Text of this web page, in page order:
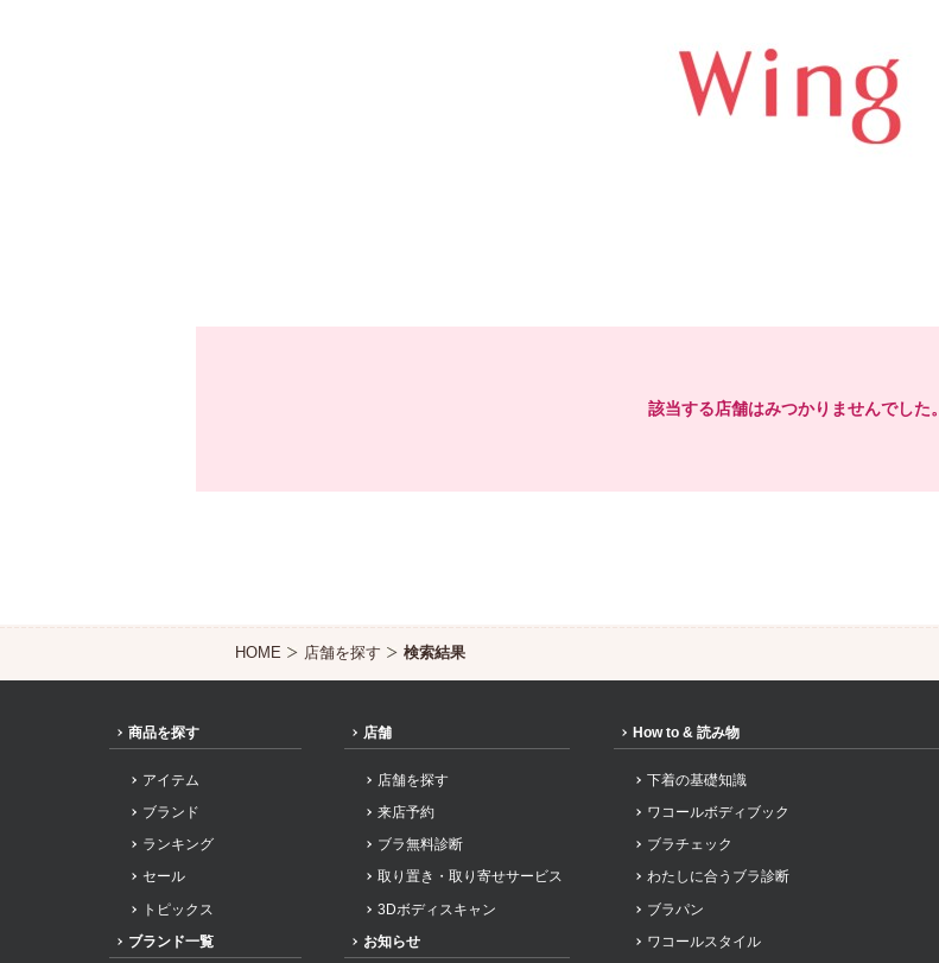
該当する店舗はみつかりませんでした。
HOME 店舗を探す 検索結果
商品を探す
アイテム
ブランド
ランキング
セール
トピックス
ブランド一覧
店舗
店舗を探す
来店予約
ブラ無料診断
取り置き・取り寄せサービス
3Dボディスキャン
お知らせ
How to & 読み物
下着の基礎知識
ワコールボディブック
ブラチェック
わたしに合うブラ診断
ブラパン
ワコールスタイル